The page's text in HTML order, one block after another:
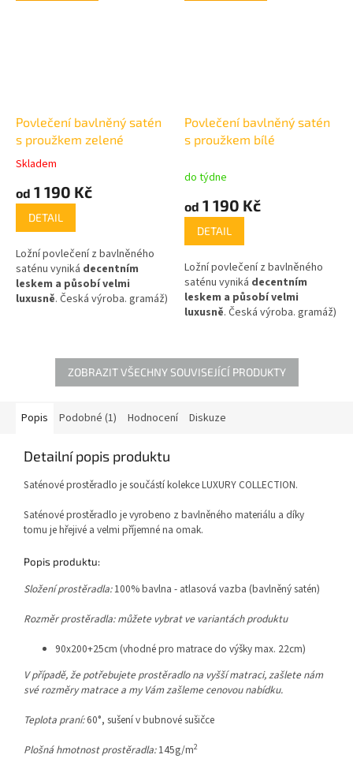
Povlečení bavlněný satén
s proužkem zelené
Průměrné
produktu
5
hvězdiček.
Skladem
od 1 190 Kč
DETAIL
Ložní povlečení z bavlněného
saténu vyniká decentním
leskem a působí velmi
luxusně. Česká výroba. gramáž)
Povlečení bavlněný satén
s proužkem bílé
do týdne
od 1 190 Kč
DETAIL
Ložní povlečení z bavlněného
saténu vyniká decentním
leskem a působí velmi
luxusně. Česká výroba. gramáž)
ZOBRAZIT VŠECHNY SOUVISEJÍCÍ PRODUKTY
Popis Podobné (1) Hodnocení Diskuze
Detailní popis produktu
Saténové prostěradlo je součástí kolekce LUXURY COLLECTION.
Saténové prostěradlo je vyrobeno z bavlněného materiálu a díky
tomu je hřejivé a velmi příjemné na omak.
Popis produktu:
Složení prostěradla:100% bavlna - atlasová vazba (bavlněný satén)
Rozměr prostěradla: můžete vybrat ve variantách produktu
90x200+25cm (vhodné pro matrace do výšky max. 22cm)
V případě, že potřebujete prostěradlo na vyšší matraci, zašlete nám
své rozměry matrace a my Vám zašleme cenovou nabídku.
Teplota praní:60°, sušení v bubnové sušičce
Plošná hmotnost prostěradla:145g/m2